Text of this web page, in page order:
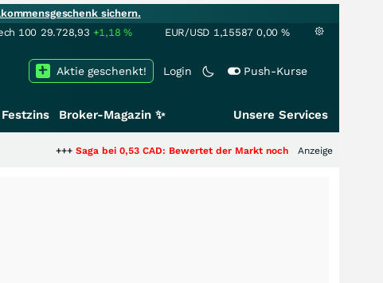
sichern.
100 29.728,93 +1,18% EUR/USD 1,15587 0,00 %
Login Push-Kurse
Aktie geschenkt!
Festzins Broker-Magazin ✨ Unsere Services
Saga bei 0,53 CAD: Bewertet der Markt noch immer nur die Hälfte der Story?
Anzeige